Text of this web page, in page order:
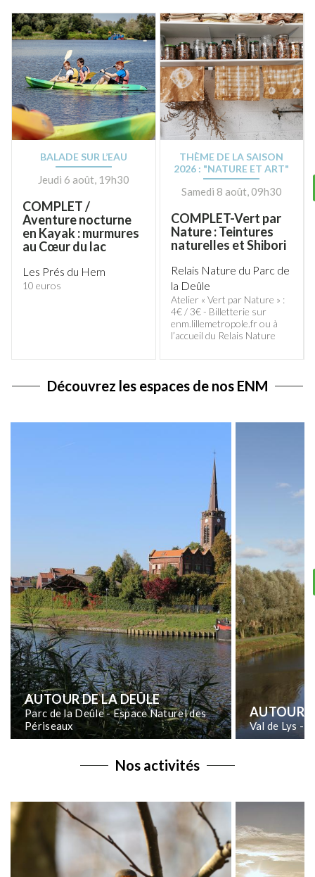
BALADE SUR L’EAU
Jeudi 6 août, 19h30
COMPLET /
Aventure nocturne
en Kayak : murmures
au Cœur du lac
Les Prés du Hem
10 euros
THÈME DE LA SAISON
2026 : "NATURE ET ART"
Samedi 8 août, 09h30
COMPLET-Vert par
Nature : Teintures
naturelles et Shibori
Relais Nature du Parc de
la Deûle
Atelier « Vert par Nature » :
4€ / 3€ - Billetterie sur
enm.lillemetropole.fr ou à
l’accueil du Relais Nature
Découvrez les espaces de nos ENM
AUTOUR DE LA DEÛLE
Parc de la Deûle - Espace Naturel des
Périseaux
AUTOUR
Val de Lys -
Nos activités